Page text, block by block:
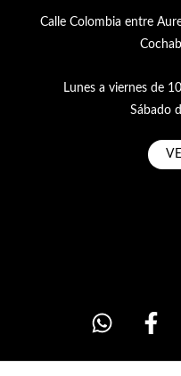
Calle Colombia entre
Lunes a viernes de
Sábado